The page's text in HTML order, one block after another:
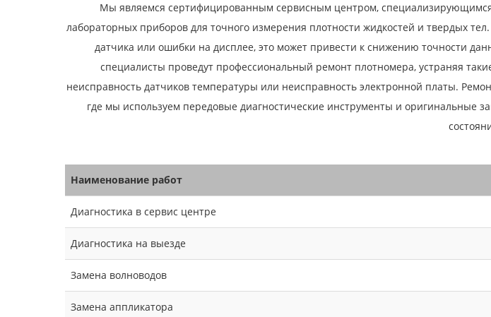
Мы являемся сертифицированным сервисным центром,
лабораторных приборов для точного измерения плотности жидкостей и твердых
датчика или ошибки на дисплее, это может привести к снижению точности
специалисты проведут профессиональный ремонт плотномера, устраняя
неисправность датчиков температуры или неисправность электронной платы.
где мы используем передовые диагностические инструменты и оригинальные
Наименование работ
Диагностика в сервис центре
Диагностика на выезде
Замена волноводов
Замена аппликатора